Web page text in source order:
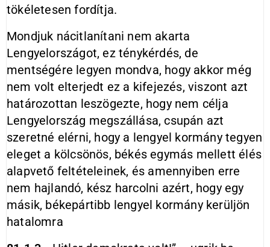
tökéletesen fordítja.
Mondjuk nácitlanítani nem akarta
Lengyelországot, ez ténykérdés, de
mentségére legyen mondva, hogy akkor még
nem volt elterjedt ez a kifejezés, viszont azt
határozottan leszögezte, hogy nem célja
Lengyelország megszállása, csupán azt
szeretné elérni, hogy a lengyel kormány tegyen
eleget a kölcsönös, békés egymás mellett élés
alapvető feltételeinek, és amennyiben erre
nem hajlandó, kész harcolni azért, hogy egy
másik, békepártibb lengyel kormány kerüljön
hatalomra